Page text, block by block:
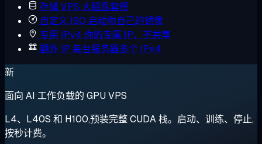
存储 VPS 大磁盘套餐
自定义 ISO 启动你自己的镜像
专用 IPv4 你的专属 IP，不共享
额外 IP 每台服务器多个 IPv4
新
面向 AI 工作负载的 GPU VPS
L4、L40S 和 H100,预装完整 CUDA 栈。启动、训练、停止,
按秒计费。